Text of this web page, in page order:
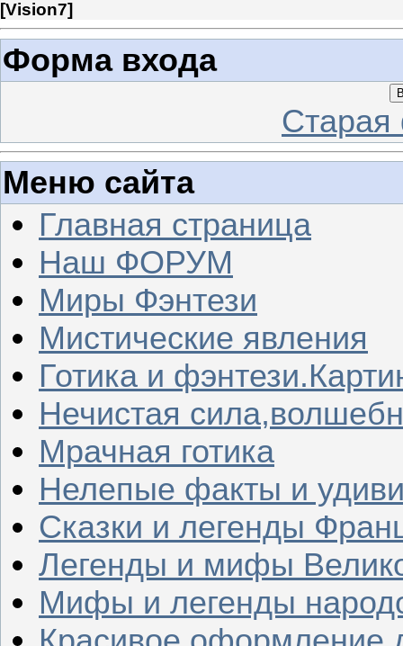
[Vision7]
Форма входа
Меню сайта
Главная страница
Наш ФОРУМ
Миры Фэнтези
Мистические явления
Готика и
Нечистая
Мрачная готика
Нелепые факты и
Сказки и легенды
Легенды и мифы
Мифы и легенды